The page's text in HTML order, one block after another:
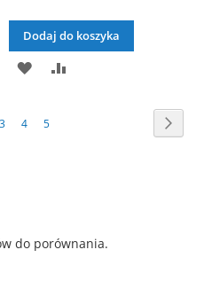
Dodaj do koszyka
DODAJ
LISTY
Strona
Strona
3 Strona
4 Strona
5
do porównania.